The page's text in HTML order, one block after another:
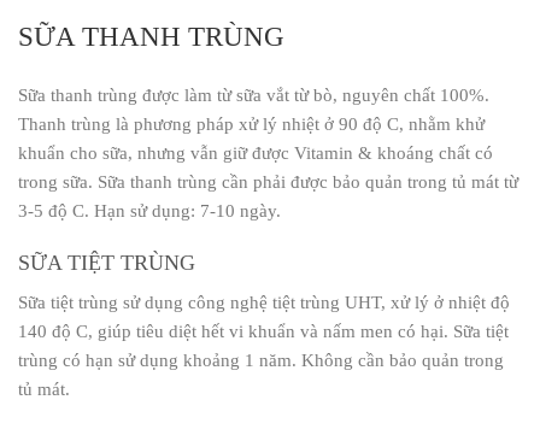
SỮA THANH TRÙNG
Sữa thanh trùng được làm từ sữa vắt từ bò, nguyên chất 100%.
Thanh trùng là phương pháp xử lý nhiệt ở 90 độ C, nhằm khử
khuẩn cho sữa, nhưng vẫn giữ được Vitamin & khoáng chất có
trong sữa. Sữa thanh trùng cần phải được bảo quản trong tủ mát từ
3-5 độ C. Hạn sử dụng: 7-10 ngày.
SỮA TIỆT TRÙNG
Sữa tiệt trùng sử dụng công nghệ tiệt trùng UHT, xử lý ở nhiệt độ
140 độ C, giúp tiêu diệt hết vi khuẩn và nấm men có hại. Sữa tiệt
trùng có hạn sử dụng khoảng 1 năm. Không cần bảo quản trong
tủ mát.